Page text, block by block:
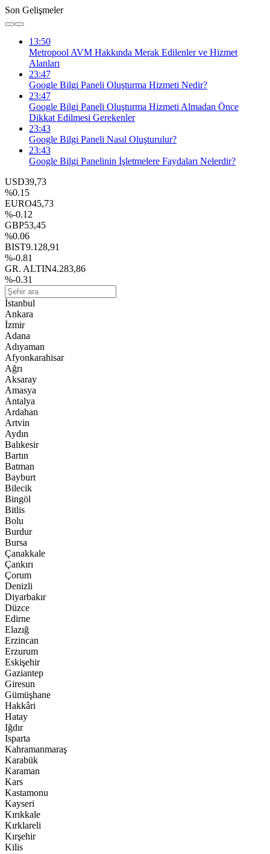
Son Gelişmeler
13:50
Metropool AVM Hakkında Merak Edilenler ve Hizmet
Alanları
23:47
Google Bilgi Paneli Oluşturma Hizmeti Nedir?
23:47
Google Bilgi Paneli Oluşturma Hizmeti Almadan Önce
Dikkat Edilmesi Gerekenler
23:43
Google Bilgi Paneli Nasıl Oluşturulur?
23:43
Google Bilgi Panelinin İşletmelere Faydaları Nelerdir?
USD39,73
%0.15
EURO45,73
%-0.12
GBP53,45
%0.06
BIST9.128,91
%-0.81
GR. ALTIN4.283,86
%-0.31
İstanbul
Ankara
İzmir
Adana
Adıyaman
Afyonkarahisar
Ağrı
Aksaray
Amasya
Antalya
Ardahan
Artvin
Aydın
Balıkesir
Bartın
Batman
Bayburt
Bilecik
Bingöl
Bitlis
Bolu
Burdur
Bursa
Çanakkale
Çankırı
Çorum
Denizli
Diyarbakır
Düzce
Edirne
Elazığ
Erzincan
Erzurum
Eskişehir
Gaziantep
Giresun
Gümüşhane
Hakkâri
Hatay
Iğdır
Isparta
Kahramanmaraş
Karabük
Karaman
Kars
Kastamonu
Kayseri
Kırıkkale
Kırklareli
Kırşehir
Kilis